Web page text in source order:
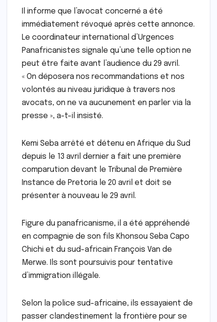
Il informe que l’avocat concerné a été
immédiatement révoqué après cette annonce.
Le coordinateur international d’Urgences
Panafricanistes signale qu’une telle option ne
peut être faite avant l’audience du 29 avril.
« On déposera nos recommandations et nos
volontés au niveau juridique à travers nos
avocats, on ne va aucunement en parler via la
presse », a-t-il insisté.
Kemi Seba arrêté et détenu en Afrique du Sud
depuis le 13 avril dernier a fait une première
comparution devant le Tribunal de Première
Instance de Pretoria le 20 avril et doit se
présenter à nouveau le 29 avril.
Figure du panafricanisme, il a été appréhendé
en compagnie de son fils Khonsou Seba Capo
Chichi et du sud-africain François Van de
Merwe. Ils sont poursuivis pour tentative
d’immigration illégale.
Selon la police sud-africaine, ils essayaient de
passer clandestinement la frontière pour se